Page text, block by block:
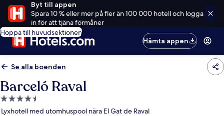
Byt till appen
Spara 10 % eller mer på fler än 100 000 hotell och logga
in för att tjäna förmåner
Hoppa till huvudsektionen
Hämta appen
Se alla boenden
Barceló Raval
4.5-
stjärnigt
Lyxhotell med utomhuspool nära El Gat de Raval